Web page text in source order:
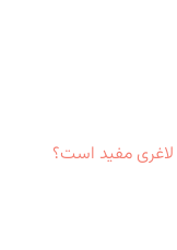
مفید است؟